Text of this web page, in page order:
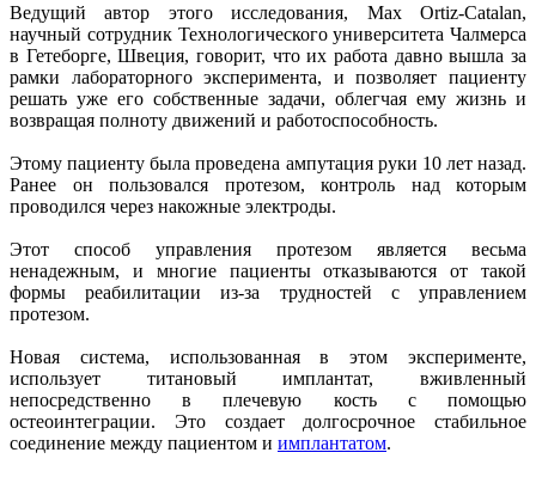
Ведущий автор этого исследования, Max Ortiz-Catalan,
научный сотрудник Технологического университета Чалмерса
в Гетеборге, Швеция, говорит, что их работа давно вышла за
рамки лабораторного эксперимента, и позволяет пациенту
решать уже его собственные задачи, облегчая ему жизнь и
возвращая полноту движений и работоспособность.
Этому пациенту была проведена ампутация руки 10 лет назад.
Ранее он пользовался протезом, контроль над которым
проводился через накожные электроды.
Этот способ управления протезом является весьма
ненадежным, и многие пациенты отказываются от такой
формы реабилитации из-за трудностей с управлением
протезом.
Новая система, использованная в этом эксперименте,
использует титановый имплантат, вживленный
непосредственно в плечевую кость с помощью
остеоинтеграции. Это создает долгосрочное стабильное
соединение между пациентом и имплантатом.